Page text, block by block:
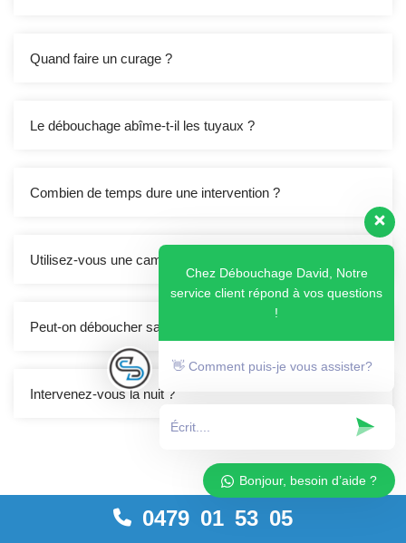
Quand faire un curage ?
Le débouchage abîme-t-il les tuyaux ?
Combien de temps dure une intervention ?
Utilisez-vous une caméra ?
Peut-on déboucher sans produits chimiques ?
Intervenez-vous la nuit ?
0479 01 53 05
Chez Débouchage David, Notre
service client répond à vos questions
!
👋 Comment puis-je vous assister?
Bonjour, besoin d’aide ?